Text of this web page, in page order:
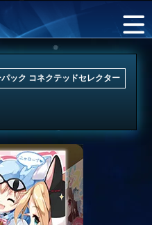
ック コネクテッドセレクター